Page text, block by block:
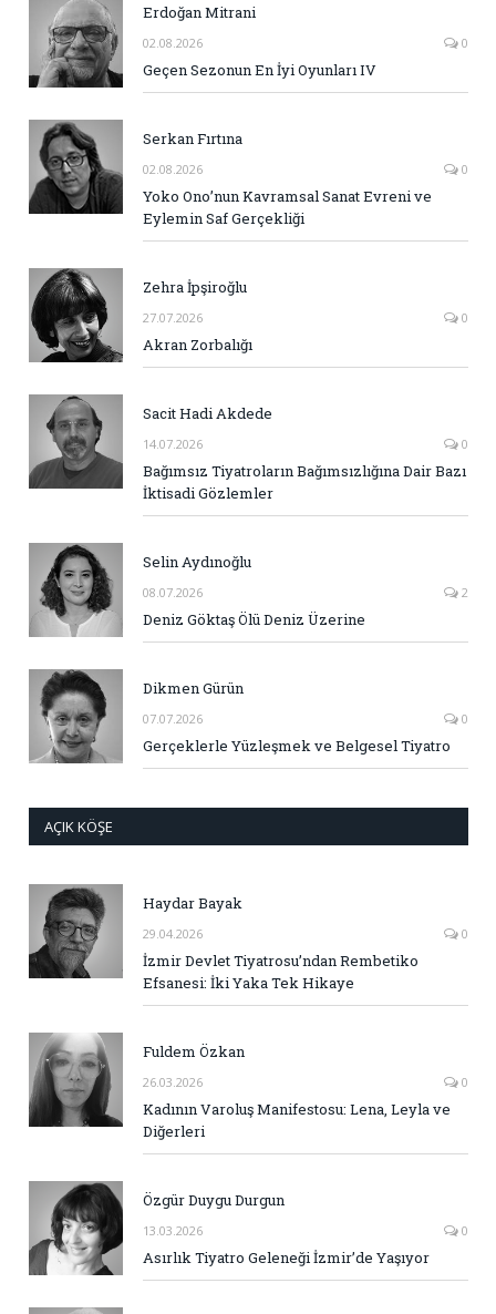
Erdoğan Mitrani
02.08.2026 0
Geçen Sezonun En İyi Oyunları IV
Serkan Fırtına
02.08.2026 0
Yoko Ono’nun Kavramsal Sanat Evreni ve
Eylemin Saf Gerçekliği
Zehra İpşiroğlu
27.07.2026 0
Akran Zorbalığı
Sacit Hadi Akdede
14.07.2026 0
Bağımsız Tiyatroların Bağımsızlığına Dair Bazı
İktisadi Gözlemler
Selin Aydınoğlu
08.07.2026 2
Deniz Göktaş Ölü Deniz Üzerine
Dikmen Gürün
07.07.2026 0
Gerçeklerle Yüzleşmek ve Belgesel Tiyatro
AÇIK KÖŞE
Haydar Bayak
29.04.2026 0
İzmir Devlet Tiyatrosu’ndan Rembetiko
Efsanesi: İki Yaka Tek Hikaye
Fuldem Özkan
26.03.2026 0
Kadının Varoluş Manifestosu: Lena, Leyla ve
Diğerleri
Özgür Duygu Durgun
13.03.2026 0
Asırlık Tiyatro Geleneği İzmir’de Yaşıyor